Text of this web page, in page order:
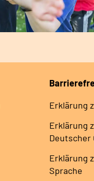
Erklärung
Erklärung
Deutscher
Erklärung
Sprache